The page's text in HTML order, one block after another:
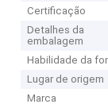
Certificação
Detalhes da
embalagem
Habilidade da
Lugar de origem
Marca